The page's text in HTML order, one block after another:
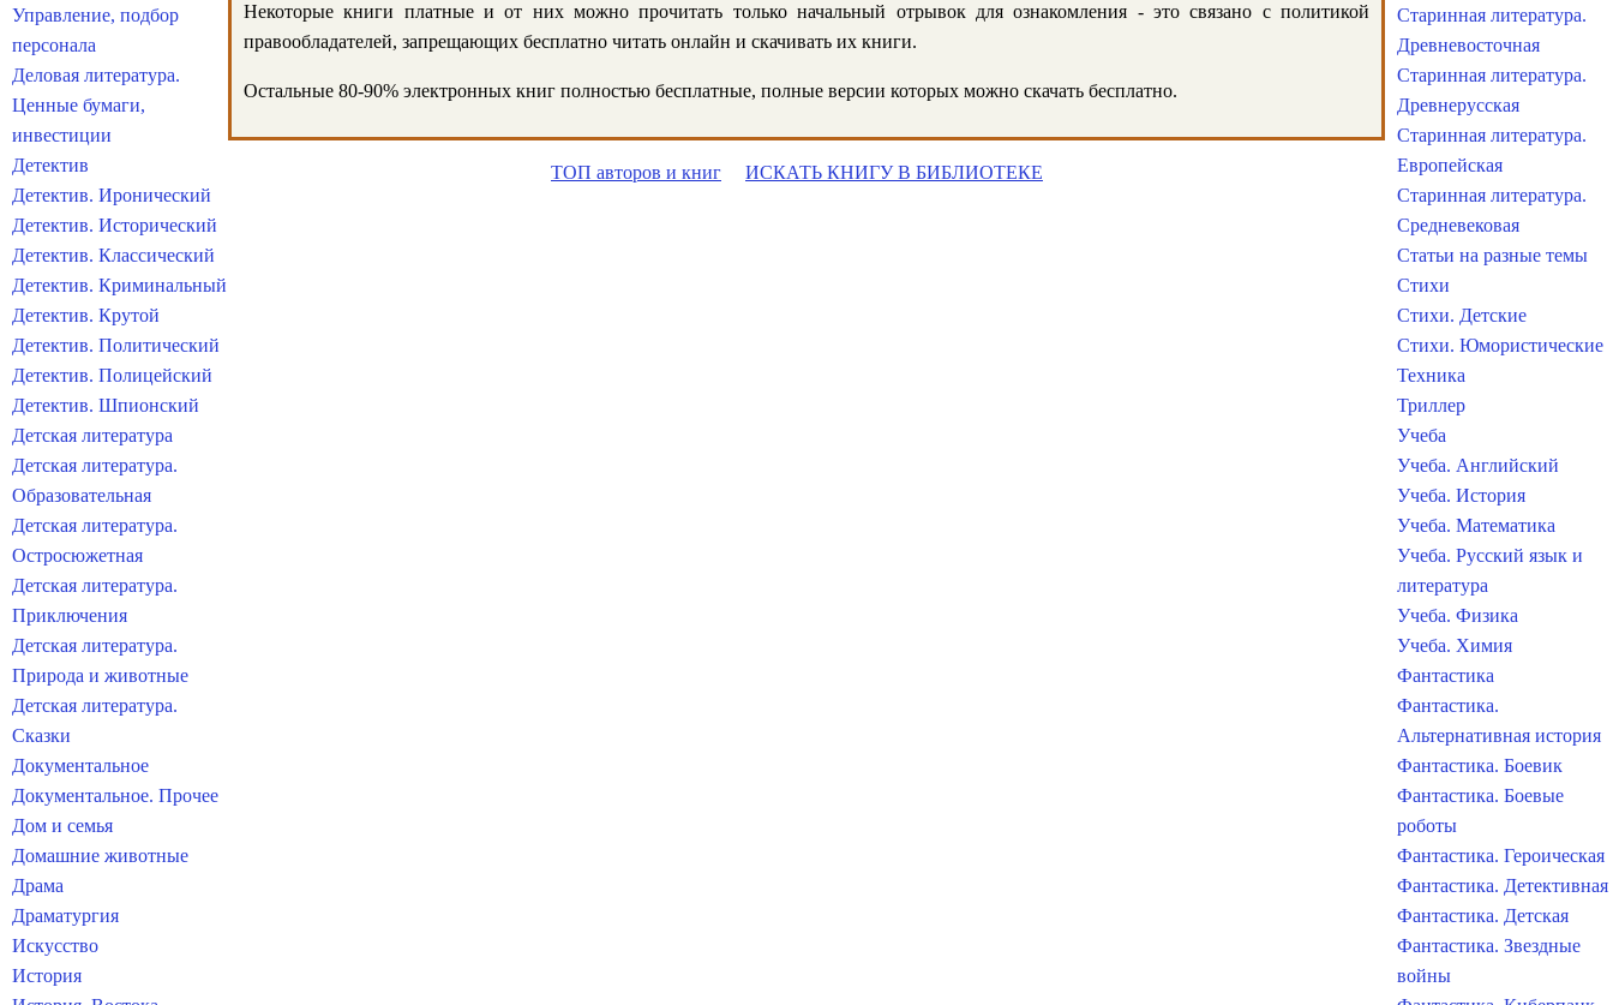
Некоторые книги платные и от них можно прочитать только начальный отрывок для ознакомления - это связано с политикой
правообладателей, запрещающих бесплатно читать онлайн и скачивать их книги.
Остальные 80-90% электронных книг полностью бесплатные, полные версии которых можно скачать бесплатно.
ТОП авторов и книг ИСКАТЬ КНИГУ В БИБЛИОТЕКЕ
Управление, подбор
персонала
Деловая литература.
Ценные бумаги,
инвестиции
Детектив
Детектив. Иронический
Детектив. Исторический
Детектив. Классический
Детектив. Криминальный
Детектив. Крутой
Детектив. Политический
Детектив. Полицейский
Детектив. Шпионский
Детская литература
Детская литература.
Образовательная
Детская литература.
Остросюжетная
Детская литература.
Приключения
Детская литература.
Природа и животные
Детская литература.
Сказки
Документальное
Документальное. Прочее
Дом и семья
Домашние животные
Драма
Драматургия
Искусство
История
Старинная литература.
Древневосточная
Старинная литература.
Древнерусская
Старинная литература.
Европейская
Старинная литература.
Средневековая
Статьи на разные темы
Стихи
Стихи. Детские
Стихи. Юмористические
Техника
Триллер
Учеба
Учеба. Английский
Учеба. История
Учеба. Математика
Учеба. Русский язык и
литература
Учеба. Физика
Учеба. Химия
Фантастика
Фантастика.
Альтернативная история
Фантастика. Боевик
Фантастика. Боевые
роботы
Фантастика. Героическая
Фантастика. Детективная
Фантастика. Детская
Фантастика. Звездные
войны